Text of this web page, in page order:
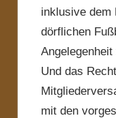
inklusive dem
dörflichen
Und das
mit den